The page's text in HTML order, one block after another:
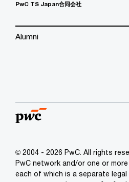
PwC TS Japan合同会社
Alumni
© 2004 - 2026 PwC. All rights
PwC network and/or one or
each of which is a separate legal